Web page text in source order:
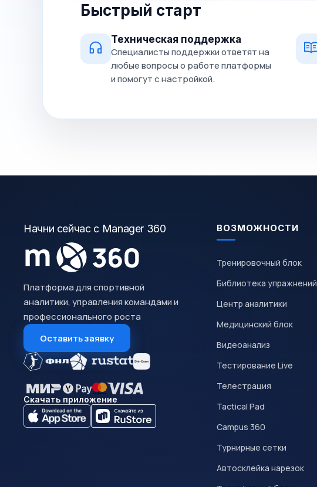
Быстрый старт
Техническая поддержка
Специалисты поддержки ответят на
любые вопросы о работе платформы
и помогут с настройкой.
Начни сейчас с Manager 360
Платформа для спортивной
аналитики, управления командами и
профессионального роста
Оставить заявку
Скачать приложение
ВОЗМОЖНОСТИ
Тренировочный блок
Библиотека упражнений
Центр аналитики
Медицинский блок
Видеоанализ
Тестирование Live
Телестрация
Tactical Pad
Campus 360
Турнирные сетки
Автосклейка нарезок